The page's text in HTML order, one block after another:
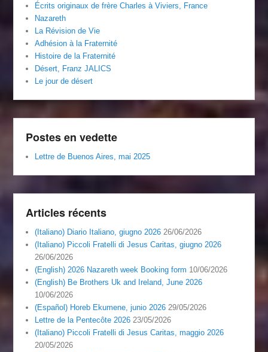
Écrits originaux de frère Charles à Viviers, France
Nazareth
La Révision de Vie
Adhésion à la Fraternité
Histoire de la Fraternité
Désert, Franz JALICS
Le jour de désert
Postes en vedette
Lettre de Buenos Aires, mai 2025
Articles récents
(Italiano) Diario Italiano, giugno 2026 26/06/2026
(Italiano) Piccoli Fratelli di Jesus Caritas, giugno 2026
26/06/2026
(English) 2026 Nazareth week Booking form 10/06/2026
(English) Be Brothers Uk and Ireland, June 2026
10/06/2026
(Español) Horeb Ekumene, junio 2026 29/05/2026
Lettre de la Pentecôte 2026 23/05/2026
(Italiano) Piccoli Fratelli di Jesus Caritas, maggio 2026
20/05/2026